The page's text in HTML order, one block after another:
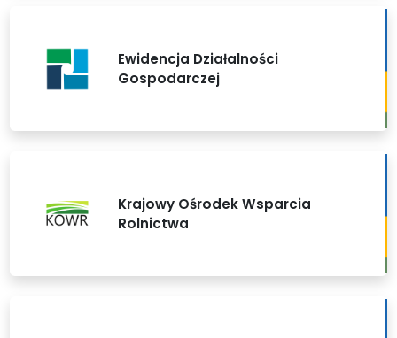
Ewidencja Działalności
Gospodarczej
Krajowy Ośrodek Wsparcia
Rolnictwa